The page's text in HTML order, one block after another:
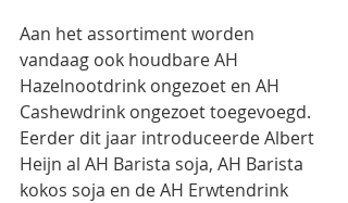
Aan het assortiment worden
vandaag ook houdbare AH
Hazelnootdrink ongezoet en AH
Cashewdrink ongezoet toegevoegd.
Eerder dit jaar introduceerde Albert
Heijn al AH Barista soja, AH Barista
kokos soja en de AH Erwtendrink